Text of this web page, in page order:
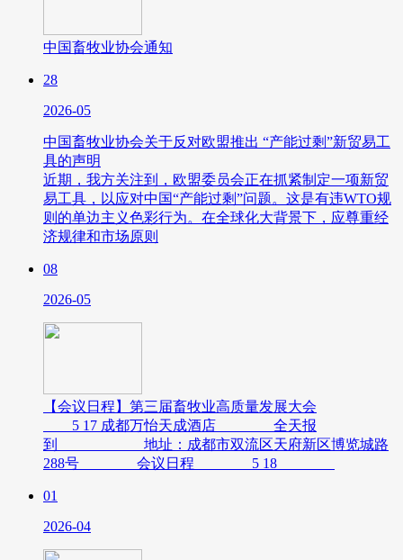
中国畜牧业协会通知
28
2026-05
中国畜牧业协会关于反对欧盟推出 “产能过剩”新贸易工
具的声明
近期，我方关注到，欧盟委员会正在抓紧制定一项新贸
易工具，以应对中国“产能过剩”问题。这是有违WTO规
则的单边主义色彩行为。在全球化大背景下，应尊重经
济规律和市场原则
08
2026-05
【会议日程】第三届畜牧业高质量发展大会
5 17 成都万怡天成酒店 全天报
到 地址：成都市双流区天府新区博览城路
288号 会议日程 5 18
01
2026-04